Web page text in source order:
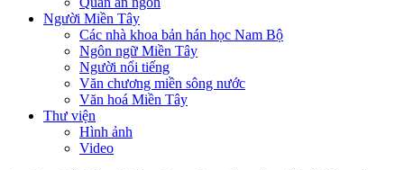
Người Miền Tây
Các nhà khoa bản hán học Nam Bộ
Ngôn ngữ Miền Tây
Người nổi tiếng
Văn chương miền sông nước
Văn hoá Miền Tây
Thư viện
Hình ảnh
Video